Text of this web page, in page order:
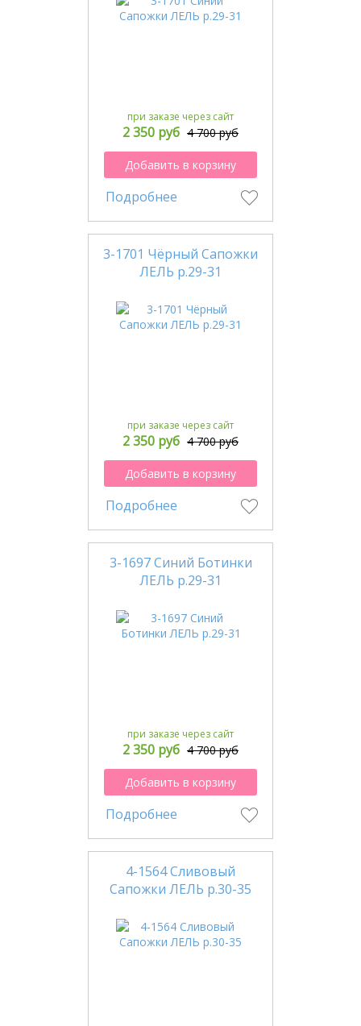
при заказе через сайт
2 350 руб 4 700 руб
Добавить в корзину
Подробнее
3-1701 Чёрный Сапожки
ЛЕЛЬ р.29-31
при заказе через сайт
2 350 руб 4 700 руб
Добавить в корзину
Подробнее
3-1697 Синий Ботинки
ЛЕЛЬ р.29-31
при заказе через сайт
2 350 руб 4 700 руб
Добавить в корзину
Подробнее
4-1564 Сливовый
Сапожки ЛЕЛЬ р.30-35